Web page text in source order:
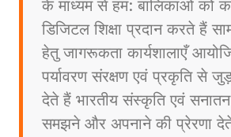
के माध्यम से हम: बालिकाओं को
डिजिटल शिक्षा प्रदान करते हैं
हेतु जागरूकता कार्यशालाएँ
पर्यावरण संरक्षण एवं प्रकृति से
देते हैं भारतीय संस्कृति एवं
समझने और अपनाने की प्रेरणा